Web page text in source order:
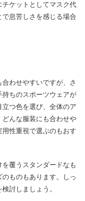
ケットとしてマスク代
息苦しさを感じる場合
わせやすいですが、さ
持ちのスポーツウェアが
つ色を選び、全体のア
んな服装にも合わせや
性重視で選ぶのもおす
覆うスタンダードなも
ものもあります。しっ
討しましょう。